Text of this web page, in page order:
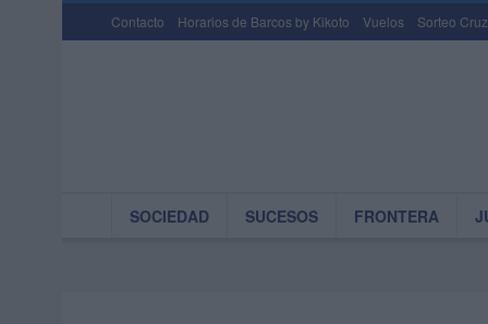
Contacto Horarios de Barcos by Kikoto Vuelos Sorteo
SOCIEDAD SUCESOS FRONTERA